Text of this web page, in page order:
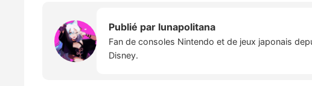
Publié par lunapolitana
Fan de consoles Nintendo et de jeux japonais
Disney.